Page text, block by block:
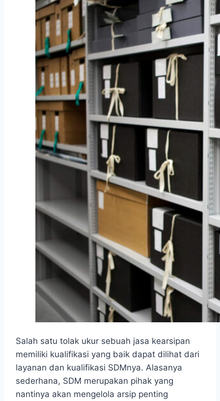
Salah satu tolak ukur sebuah jasa kearsipan
memiliki kualifikasi yang baik dapat dilihat dari
layanan dan kualifikasi SDMnya. Alasanya
sederhana, SDM merupakan pihak yang
nantinya akan mengelola arsip penting